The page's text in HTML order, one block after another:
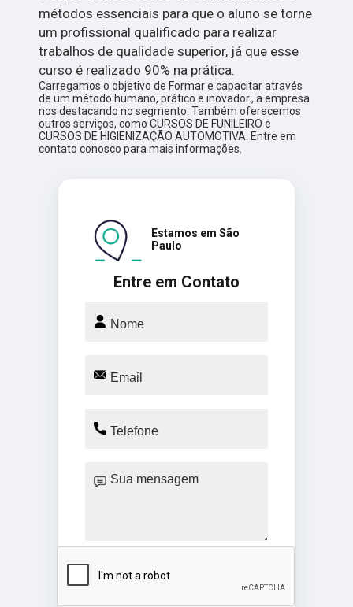
métodos essenciais para que o aluno se torne
um profissional qualificado para realizar
trabalhos de qualidade superior, já que esse
curso é realizado 90% na prática.
Carregamos o objetivo de Formar e capacitar através
de um método humano, prático e inovador., a empresa
nos destacando no segmento. Também oferecemos
outros serviços, como CURSOS DE FUNILEIRO e
CURSOS DE HIGIENIZAÇÃO AUTOMOTIVA. Entre em
contato conosco para mais informações.
Entre em Contato
Estamos em São
Paulo